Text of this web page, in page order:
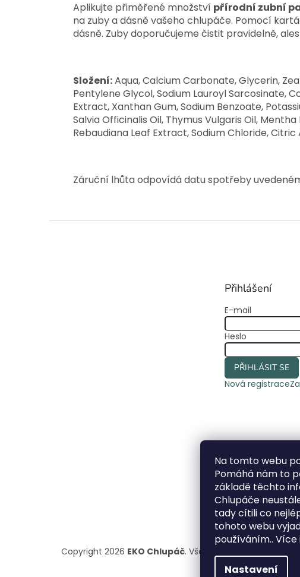
Na tomto webu
Pomáhá nám to
základě těchto
Chlupáče
tady cítili co
tohoto webu
používáním..
Nastavení
Aplikujte přiměřené množství přírodní zubní
na zuby a dásně vašeho chlupáče. Pomocí
dásně. Zuby doporučujeme čistit pravidelně,
Složení:Aqua, Calcium Carbonate, Glycerin,
Pentylene Glycol, Sodium Lauroyl Sarcosinate,
Extract, Xanthan Gum, Sodium Benzoate,
Salvia Officinalis Oil, Thymus Vulgaris Oil,
Rebaudiana Leaf Extract, Sodium Chloride, Citric
Záruční lhůta odpovídá datu spotřeby
Přihlášení
E-mail
Heslo
PŘIHLÁSIT SE
Nová registrace
Copyright 2026 EKO Chlupáč. Všechna práva vyhrazena.